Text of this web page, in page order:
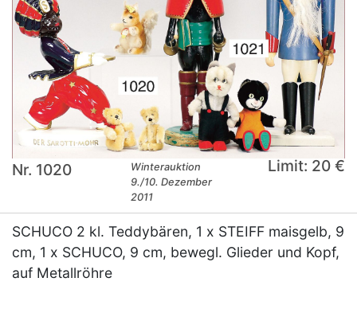
Nr. 1020
Winterauktion
9./10. Dezember
2011
Limit: 20 €
SCHUCO 2 kl. Teddybären, 1 x STEIFF maisgelb, 9
cm, 1 x SCHUCO, 9 cm, bewegl. Glieder und Kopf,
auf Metallröhre